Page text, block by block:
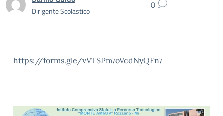
Dirigente Scolastico 0
https://forms.gle/vVTSPm7oVcdNyQFn7